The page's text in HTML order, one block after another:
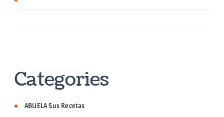
Categories
ABUELA Sus Recetas